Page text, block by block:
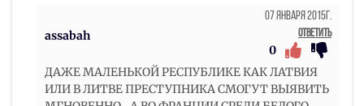
assabah
07 Января 2015г.
Ответить
0
ДАЖЕ МАЛЕНЬКОЙ РЕСПУБЛИКЕ КАК ЛАТВИЯ
ИЛИ В ЛИТВЕ ПРЕСТУПНИКА СМОГУТ ВЫЯВИТЬ